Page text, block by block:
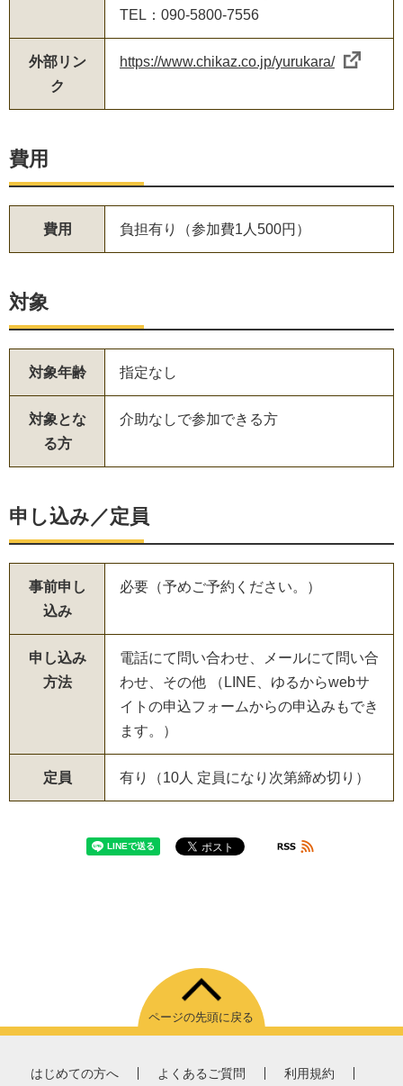
TEL：090-5800-7556
外部リン
ク
https://www.chikaz.co.jp/yurukara/
費用
費用 負担有り（参加費1人500円）
対象
対象年齢 指定なし
対象とな
る方
介助なしで参加できる方
申し込み／定員
事前申し
込み
必要（予めご予約ください。）
申し込み
方法
電話にて問い合わせ、メールにて問い合
わせ、その他 （LINE、ゆるからwebサ
イトの申込フォームからの申込みもでき
ます。）
定員 有り（10人 定員になり次第締め切り）
ページの先頭に戻る
はじめての方へ よくあるご質問 利用規約